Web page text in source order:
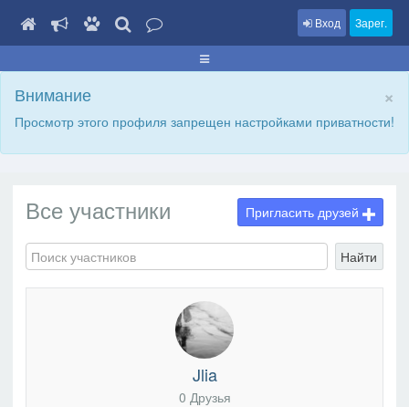
Вход Зарег.
×
Внимание
Просмотр этого профиля запрещен настройками приватности!
Все участники
Найти
Пригласить друзей
Jlia
0 Друзья